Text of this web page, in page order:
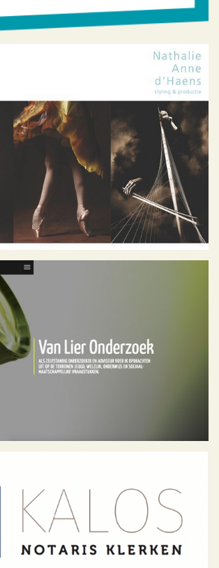
Anne d’Haens
Portfolio
Léon van Lier
Geen categorie
Notarisklerken
Portfolio